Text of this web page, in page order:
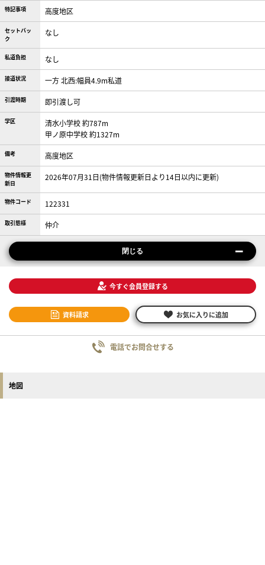
特記事項 高度地区
セットバッ
ク
なし
私道負担 なし
接道状況 一方 北西:幅員4.9m私道
引渡時期 即引渡し可
学区
清水小学校 約787m
甲ノ原中学校 約1327m
備考 高度地区
物件情報更
新日
2026年07月31日(物件情報更新日より14日以内に更新)
物件コード 122331
取引態様 仲介
閉じる
今すぐ会員登録する
資料請求 お気に入りに追加
電話でお問合せする
地図